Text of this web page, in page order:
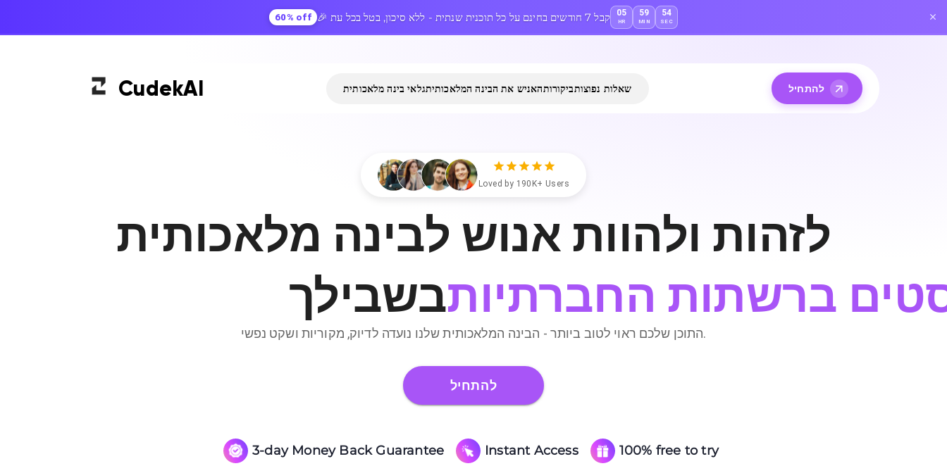
60% off 🎉 קבל 7 חודשים בחינם על כל תוכנית שנתית - ללא סיכון, בטל בכל עת 05
HR
59
MIN
53
SEC
CudekAI גלאי בינה מלאכותיתהאניש את הבינה המלאכותיתביקורותשאלות נפוצות להתחיל
Loved by 190K+ Users
לזהות ולהוות אנוש לבינה מלאכותית
בשבילךמאמרים
התוכן שלכם ראוי לטוב ביותר - הבינה המלאכותית שלנו נועדה לדיוק, מקוריות ושקט נפשי.
להתחיל
3-day Money Back Guarantee Instant Access 100% free to try